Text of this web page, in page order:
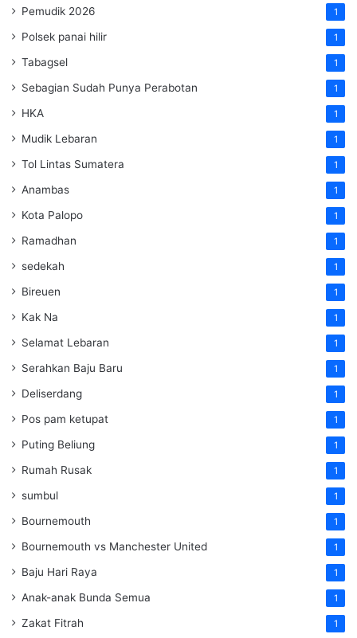
Pemudik 2026 1
Polsek panai hilir 1
Tabagsel 1
Sebagian Sudah Punya Perabotan 1
HKA 1
Mudik Lebaran 1
Tol Lintas Sumatera 1
Anambas 1
Kota Palopo 1
Ramadhan 1
sedekah 1
Bireuen 1
Kak Na 1
Selamat Lebaran 1
Serahkan Baju Baru 1
Deliserdang 1
Pos pam ketupat 1
Puting Beliung 1
Rumah Rusak 1
sumbul 1
Bournemouth 1
Bournemouth vs Manchester United 1
Baju Hari Raya 1
Anak-anak Bunda Semua 1
Zakat Fitrah 1